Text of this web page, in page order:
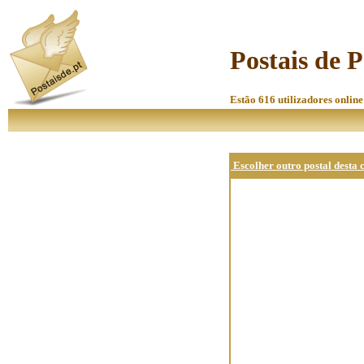
Postais de
Estão 616 utilizadores
Escolher outro postal desta